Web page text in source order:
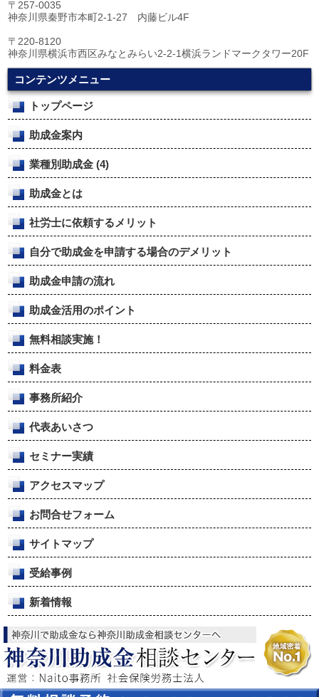
〒257-0035
神奈川県秦野市本町2-1-27 内藤ビル4F
〒220-8120
神奈川県横浜市西区みなとみらい2-2-1横浜ランドマークタワー20F
コンテンツメニュー
トップページ
助成金案内
業種別助成金 (4)
助成金とは
社労士に依頼するメリット
自分で助成金を申請する場合のデメリット
助成金申請の流れ
助成金活用のポイント
無料相談実施！
料金表
事務所紹介
代表あいさつ
セミナー実績
アクセスマップ
お問合せフォーム
サイトマップ
受給事例
新着情報